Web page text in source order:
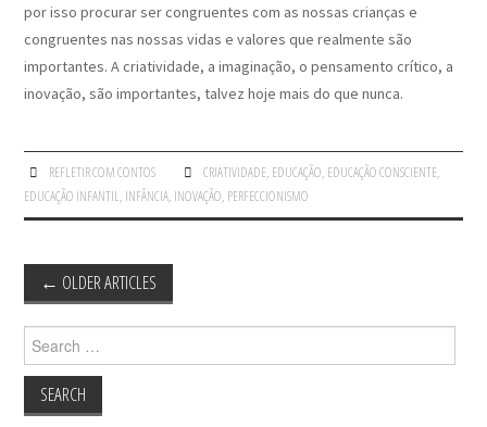
por isso procurar ser congruentes com as nossas crianças e
congruentes nas nossas vidas e valores que realmente são
importantes. A criatividade, a imaginação, o pensamento crítico, a
inovação, são importantes, talvez hoje mais do que nunca.
REFLETIR COM CONTOS CRIATIVIDADE, EDUCAÇÃO, EDUCAÇÃO CONSCIENTE,
EDUCAÇÃO INFANTIL, INFÂNCIA, INOVAÇÃO, PERFECCIONISMO
Post
navigation
← OLDER ARTICLES
for: